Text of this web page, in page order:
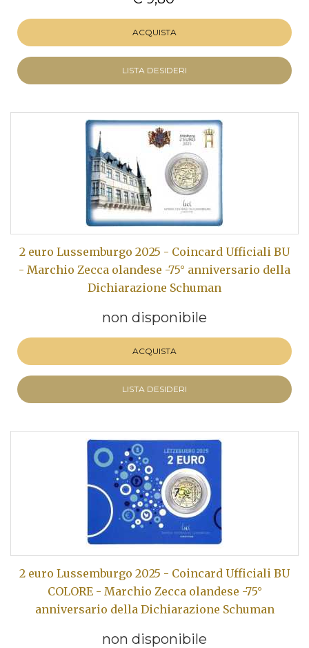
ACQUISTA
LISTA DESIDERI
2 euro Lussemburgo 2025 - Coincard Ufficiali BU
- Marchio Zecca olandese -75° anniversario della
Dichiarazione Schuman
non disponibile
ACQUISTA
LISTA DESIDERI
2 euro Lussemburgo 2025 - Coincard Ufficiali BU
COLORE - Marchio Zecca olandese -75°
anniversario della Dichiarazione Schuman
non disponibile